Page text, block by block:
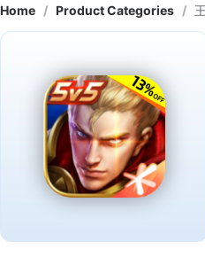
Home / Product Categories /